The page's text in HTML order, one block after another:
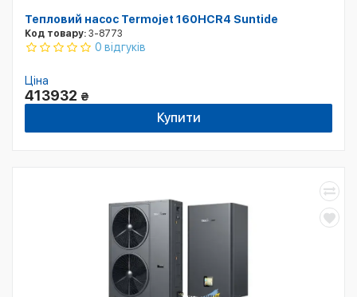
Тепловий насос Termojet 160HCR4 Suntide
Код товару: 3-8773
0 відгуків
Ціна
413932 ₴
Купити